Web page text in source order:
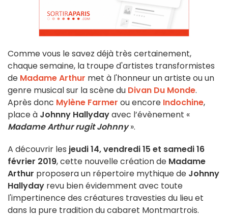
Comme vous le savez déjà très certainement,
chaque semaine, la troupe d'artistes transformistes
de Madame Arthur met à l'honneur un artiste ou un
genre musical sur la scène du Divan Du Monde.
Après donc Mylène Farmer ou encore Indochine,
place à Johnny Hallydayavec l’évènement «
Madame Arthur rugit Johnny».
A découvrir les jeudi 14, vendredi 15 et samedi 16
février 2019, cette nouvelle création de Madame
Arthur proposera un répertoire mythique de Johnny
Hallyday revu bien évidemment avec toute
l'impertinence des créatures travesties du lieu et
dans la pure tradition du cabaret Montmartrois.